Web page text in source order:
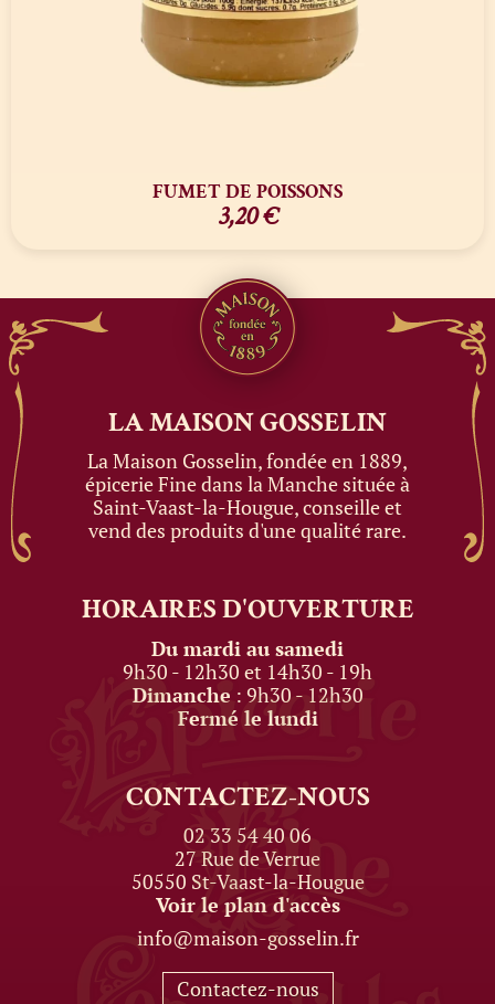
FUMET DE POISSONS
3,20€
LA MAISONGOSSELIN
La Maison Gosselin, fondée en 1889,
épicerie Fine dans la Manche située à
Saint-Vaast-la-Hougue, conseille et
vend des produits d'une qualité rare.
HORAIRESD'OUVERTURE
Du mardi au samedi
9h30 - 12h30 et 14h30 - 19h
Dimanche : 9h30 - 12h30
Fermé le lundi
CONTACTEZ-NOUS
02 33 54 40 06
27 Rue de Verrue
50550 St-Vaast-la-Hougue
Voir le plan d'accès
info@maison-gosselin.fr
Contactez-nous